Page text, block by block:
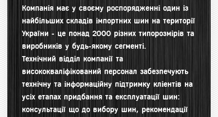
Компанія має у своєму роспорядженні один із
найбільших складів імпортних шин на території
України - це понад 2000 різних типорозмірів та
виробників у будь-якому сегменті.
Технічний відділ компанії та
висококваліфікований персонал забезпечують
технічну та інформаційну підтримку кліентів на
усіх етапах придбання та експлуатації шин:
консультації що до вибору шин, рекомендації